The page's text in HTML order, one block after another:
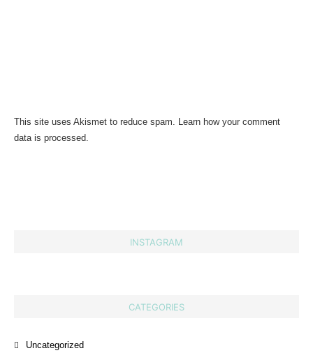
This site uses Akismet to reduce spam. Learn how your comment
data is processed.
INSTAGRAM
CATEGORIES
Uncategorized